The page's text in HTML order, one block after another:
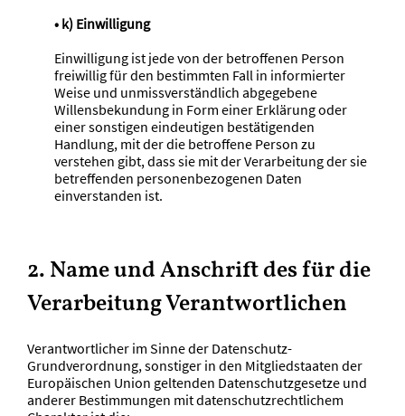
• k) Einwilligung
Einwilligung ist jede von der betroffenen Person
freiwillig für den bestimmten Fall in informierter
Weise und unmissverständlich abgegebene
Willensbekundung in Form einer Erklärung oder
einer sonstigen eindeutigen bestätigenden
Handlung, mit der die betroffene Person zu
verstehen gibt, dass sie mit der Verarbeitung der sie
betreffenden personenbezogenen Daten
einverstanden ist.
2. Name und Anschrift des für die
Verarbeitung Verantwortlichen
Verantwortlicher im Sinne der Datenschutz-
Grundverordnung, sonstiger in den Mitgliedstaaten der
Europäischen Union geltenden Datenschutzgesetze und
anderer Bestimmungen mit datenschutzrechtlichem